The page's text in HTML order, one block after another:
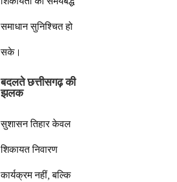
समाधान सुनिश्चित हो
सके।
बदलते छत्तीसगढ़ की
झलक
सुशासन तिहार केवल
शिकायत निवारण
कार्यक्रम नहीं, बल्कि